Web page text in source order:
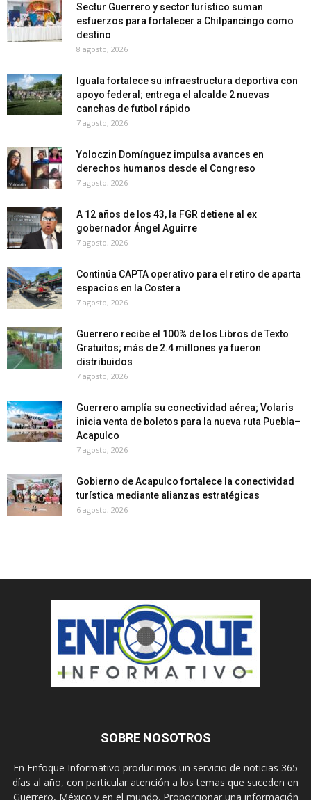
Sectur Guerrero y sector turístico suman
esfuerzos para fortalecer a Chilpancingo como
destino
8 agosto, 2026
Iguala fortalece su infraestructura deportiva con
apoyo federal; entrega el alcalde 2 nuevas
canchas de futbol rápido
7 agosto, 2026
Yoloczin Domínguez impulsa avances en
derechos humanos desde el Congreso
7 agosto, 2026
A 12 años de los 43, la FGR detiene al ex
gobernador Ángel Aguirre
7 agosto, 2026
Continúa CAPTA operativo para el retiro de aparta
espacios en la Costera
7 agosto, 2026
Guerrero recibe el 100% de los Libros de Texto
Gratuitos; más de 2.4 millones ya fueron
distribuidos
7 agosto, 2026
Guerrero amplía su conectividad aérea; Volaris
inicia venta de boletos para la nueva ruta Puebla–
Acapulco
7 agosto, 2026
Gobierno de Acapulco fortalece la conectividad
turística mediante alianzas estratégicas
6 agosto, 2026
SOBRE NOSOTROS
En Enfoque Informativo producimos un servicio de noticias 365
días al año, con particular atención a los temas que suceden en
Guerrero, México y en el mundo. Proporcionar una información